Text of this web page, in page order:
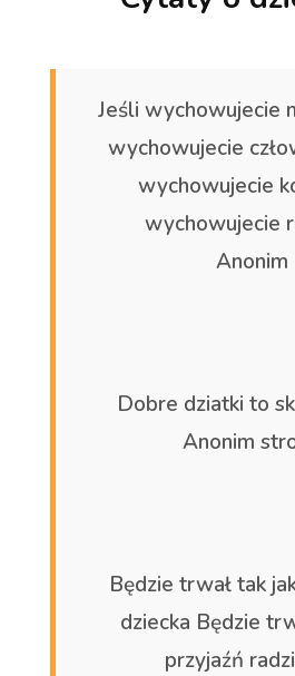
Jeśli wychowujecie
wychowujecie
wychowujecie
wychowujecie
Anonim
Dobre dziatki to
Anonim
Będzie trwał tak
dziecka Będzie
przyjaźń